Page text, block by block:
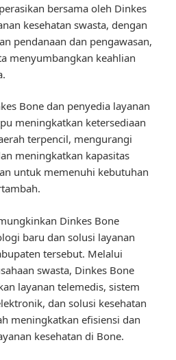
bersama oleh Dinkes
kesehatan swasta, dengan
pendanaan dan pengawasan,
menyumbangkan keahlian
Bone dan penyedia layanan
meningkatkan ketersediaan
terpencil, mengurangi
meningkatkan kapasitas
untuk memenuhi kebutuhan
Dinkes Bone
baru dan solusi layanan
tersebut. Melalui
swasta, Dinkes Bone
layanan telemedis, sistem
dan solusi kesehatan
meningkatkan efisiensi dan
kesehatan di Bone.